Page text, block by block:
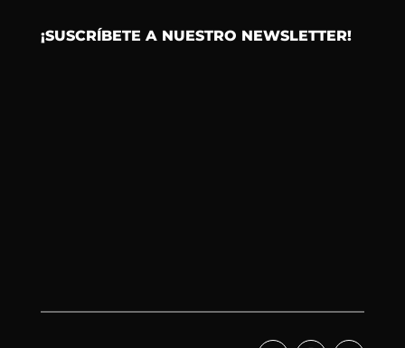
¡SUSCRÍBETE A NUESTRO NEWSLETTER!